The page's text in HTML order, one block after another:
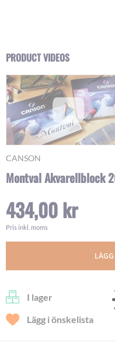
CANSON
Montval Akvarellblock
434,00 kr
Pris inkl. moms
I lager
Lägg i önskelista
Skip
to
the
beginning
of
images
gallery
PRODUCT VIDEOS